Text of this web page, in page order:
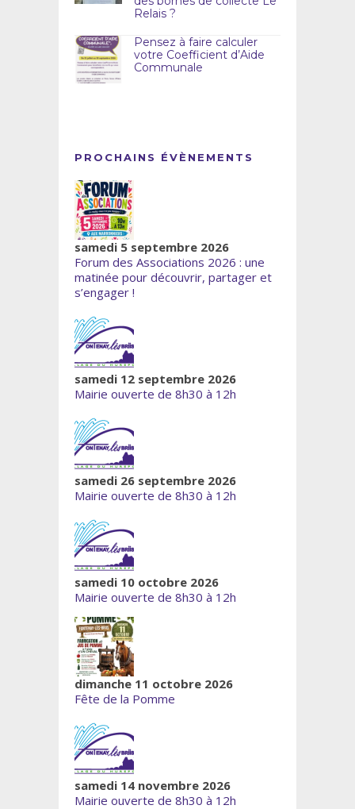
Relais ?
Pensez à faire calculer
votre Coefficient d’Aide
Communale
PROCHAINS ÉVÈNEMENTS
samedi 5 septembre 2026
Forum des Associations 2026 : une
matinée pour découvrir, partager et
s’engager !
samedi 12 septembre 2026
Mairie ouverte de 8h30 à 12h
samedi 26 septembre 2026
Mairie ouverte de 8h30 à 12h
samedi 10 octobre 2026
Mairie ouverte de 8h30 à 12h
dimanche 11 octobre 2026
Fête de la Pomme
samedi 14 novembre 2026
Mairie ouverte de 8h30 à 12h